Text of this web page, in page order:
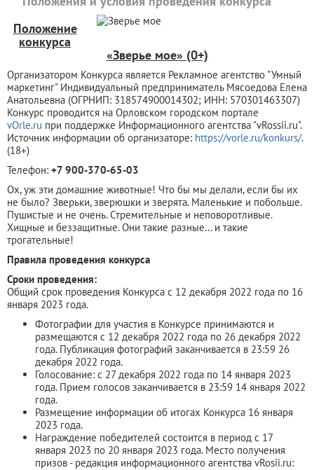
Положение
конкурса
«Зверье мое» (0+)
Организатором Конкурса является Рекламное агентство "Умный
маркетинг" Индивидуальный предприниматель Мясоедова Елена
Анатольевна (ОГРНИП: 318574900014302; ИНН: 570301463307)
Конкурс проводится на Орловском городском портале
vOrle.ru при поддержке Информационного агентства "vRossii.ru".
Источник информации об организаторе: https://vorle.ru/konkurs/.
(18+)
Телефон: +7 900-370-65-03
Ох, уж эти домашние животные! Что бы мы делали, если бы их
не было? Зверьки, зверюшки и зверята. Маленькие и побольше.
Пушистые и не очень. Стремительные и неповоротливые.
Хищные и беззащитные. Они такие разные... и такие
трогательные!
Правила проведения конкурса
Сроки проведения:
Общий срок проведения Конкурса с 12 декабря 2022 года по 16
января 2023 года.
Фотографии для участия в Конкурсе принимаются и
размещаются с 12 декабря 2022 года по 26 декабря 2022
года. Публикация фотографий заканчивается в 23:59 26
декабря 2022 года.
Голосование: с 27 декабря 2022 года по 14 января 2023
года. Прием голосов заканчивается в 23:59 14 января 2022
года.
Размещение информации об итогах Конкурса 16 января
2023 года.
Награждение победителей состоится в период с 17
января 2023 по 20 января 2023 года. Место получения
призов - редакция информационного агентства vRosii.ru: